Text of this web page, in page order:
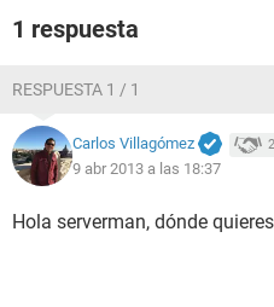
1 respuesta
RESPUESTA 1 / 1
Carlos Villagómez
9 abr 2013 a las 18:37
Hola serverman, dónde